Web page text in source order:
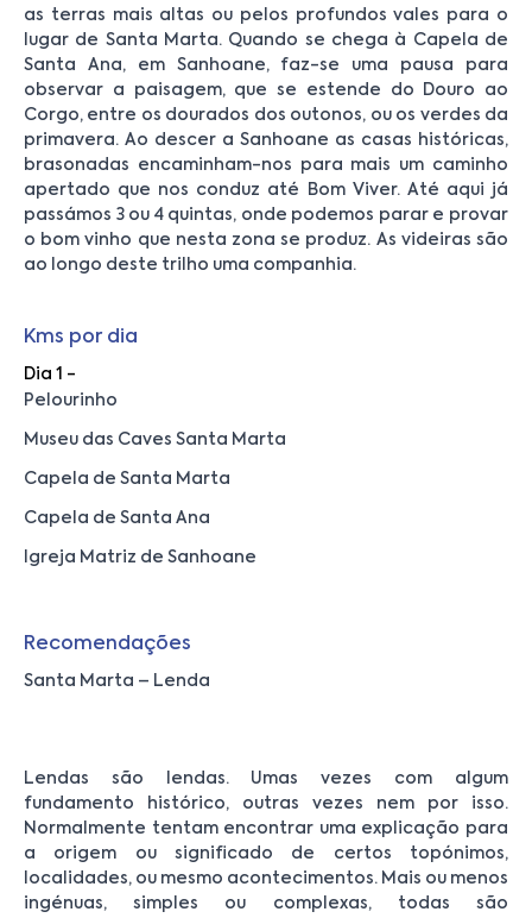
as terras mais altas ou pelos profundos vales para o
lugar de Santa Marta. Quando se chega à Capela de
Santa Ana, em Sanhoane, faz-se uma pausa para
observar a paisagem, que se estende do Douro ao
Corgo, entre os dourados dos outonos, ou os verdes da
primavera. Ao descer a Sanhoane as casas históricas,
brasonadas encaminham-nos para mais um caminho
apertado que nos conduz até Bom Viver. Até aqui já
passámos 3 ou 4 quintas, onde podemos parar e provar
o bom vinho que nesta zona se produz. As videiras são
ao longo deste trilho uma companhia.
Kms por dia
Dia 1 -
Pelourinho
Museu das Caves Santa Marta
Capela de Santa Marta
Capela de Santa Ana
Igreja Matriz de Sanhoane
Recomendações
Santa Marta – Lenda
Lendas são lendas. Umas vezes com algum
fundamento histórico, outras vezes nem por isso.
Normalmente tentam encontrar uma explicação para
a origem ou significado de certos topónimos,
localidades, ou mesmo acontecimentos. Mais ou menos
ingénuas, simples ou complexas, todas são